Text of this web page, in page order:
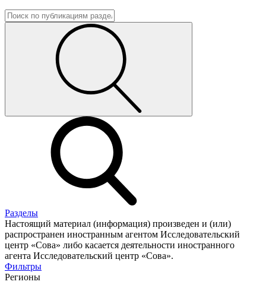
Разделы
Настоящий материал (информация) произведен и (или)
распространен иностранным агентом Исследовательский
центр «Сова» либо касается деятельности иностранного
агента Исследовательский центр «Сова».
Фильтры
Регионы